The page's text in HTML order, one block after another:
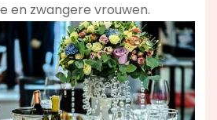
en zwangere vrouwen.